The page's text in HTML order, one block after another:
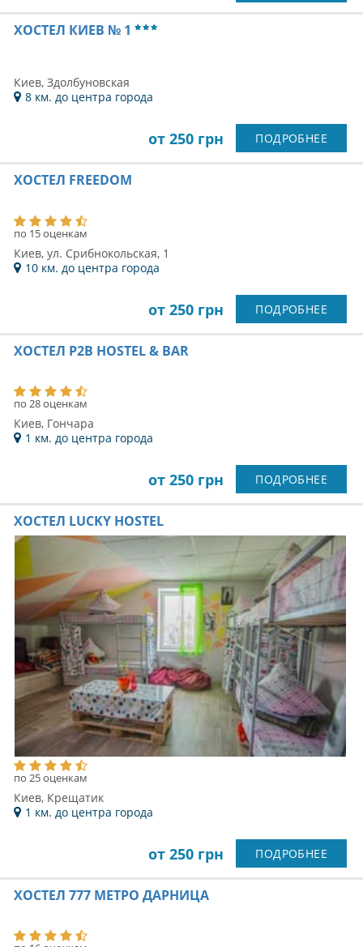
ХОСТЕЛ КИЕВ № 1
от 250 грн
ХОСТЕЛ FREEDOM
по 15 оценкам
Киев, ул. Срибнокольская, 1
10 км. до центра города
от 250 грн ПОДРОБНЕЕ
ХОСТЕЛ P2B HOSTEL & BAR